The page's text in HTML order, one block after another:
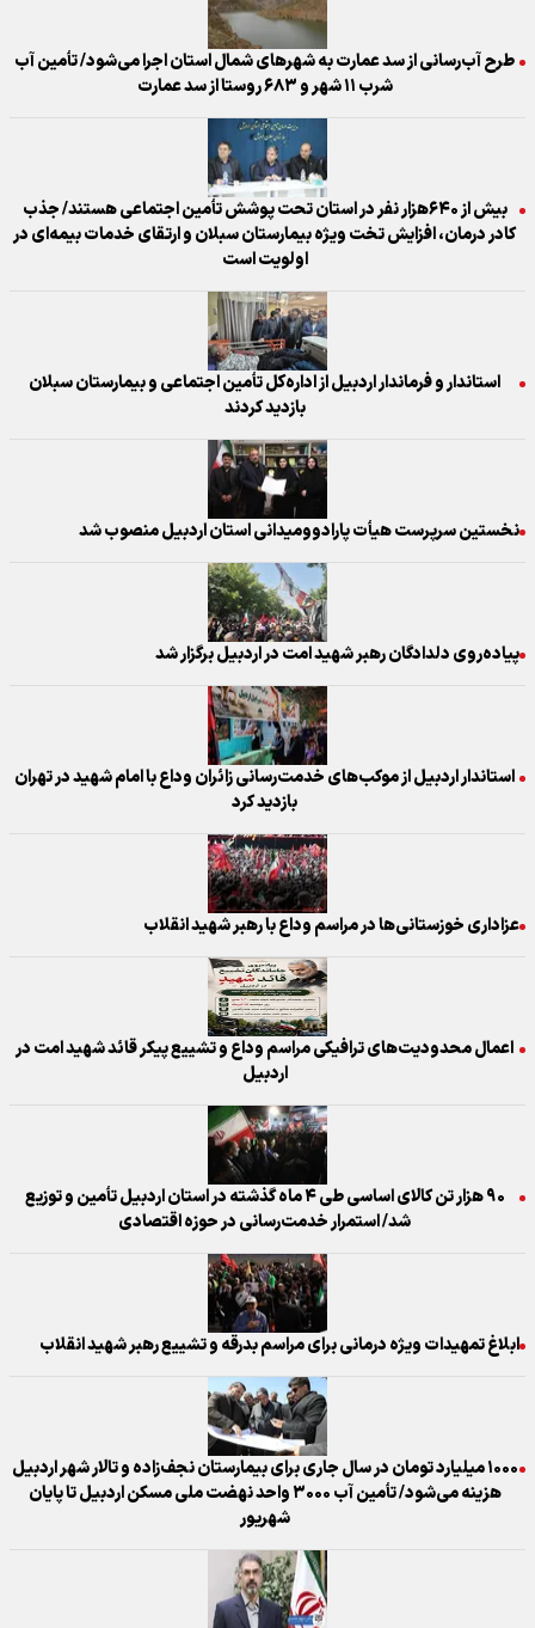
طرح آب‌رسانی از سد عمارت به شهرهای شمال استان اجرا می‌شود/ تأمین آب
شرب ۱۱ شهر و ۶۸۳ روستا از سد عمارت
بیش از ۶۴۰هزار نفر در استان تحت پوشش تأمین اجتماعی هستند/ جذب
کادر درمان، افزایش تخت ویژه بیمارستان سبلان و ارتقای خدمات بیمه‌ای در
اولویت است
استاندار و فرماندار اردبیل از اداره‌کل تأمین اجتماعی و بیمارستان سبلان
بازدید کردند
نخستین سرپرست هیأت پارادوومیدانی استان اردبیل منصوب شد
پیاده‌روی دلدادگان رهبر شهید امت در اردبیل برگزار شد
استاندار اردبیل از موکب‌های خدمت‌رسانی زائران وداع با امام شهید در تهران
بازدید کرد
عزاداری خوزستانی‌ها در مراسم وداع با رهبر شهید انقلاب
اعمال محدودیت‌های ترافیکی مراسم وداع و تشییع پیکر قائد شهید امت در
اردبیل
۹۰ هزار تن کالای اساسی طی ۴ ماه گذشته در استان اردبیل تأمین و توزیع
شد/ استمرار خدمت‌رسانی در حوزه اقتصادی
ابلاغ تمهیدات ویژه درمانی برای مراسم بدرقه و تشییع رهبر شهید انقلاب
۱۰۰۰ میلیارد تومان در سال جاری برای بیمارستان نجف‌زاده و تالار شهر اردبیل
هزینه می‌شود/ تأمین آب ۳۰۰۰ واحد نهضت ملی مسکن اردبیل تا پایان
شهریور